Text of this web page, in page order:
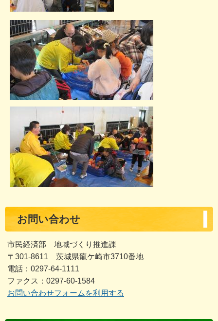
お問い合わせ
市民経済部 地域づくり推進課
〒301-8611 茨城県龍ケ崎市3710番地
電話：0297-64-1111
ファクス：0297-60-1584
お問い合わせフォームを利用する